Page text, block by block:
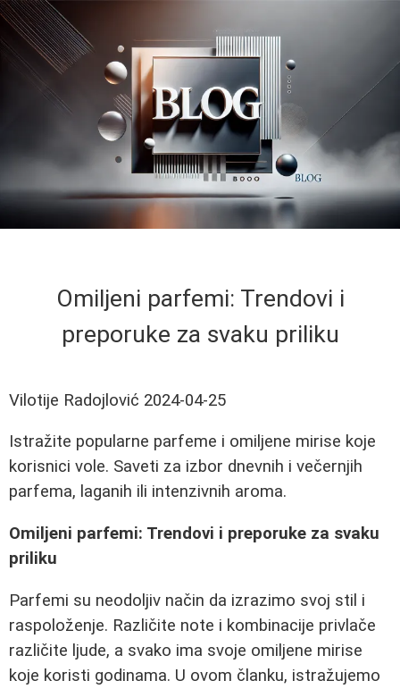
Omiljeni parfemi: Trendovi i
preporuke za svaku priliku
Vilotije Radojlović 2024-04-25
Istražite popularne parfeme i omiljene mirise koje
korisnici vole. Saveti za izbor dnevnih i večernjih
parfema, laganih ili intenzivnih aroma.
Omiljeni parfemi: Trendovi i preporuke za svaku
priliku
Parfemi su neodoljiv način da izrazimo svoj stil i
raspoloženje. Različite note i kombinacije privlače
različite ljude, a svako ima svoje omiljene mirise
koje koristi godinama. U ovom članku, istražujemo